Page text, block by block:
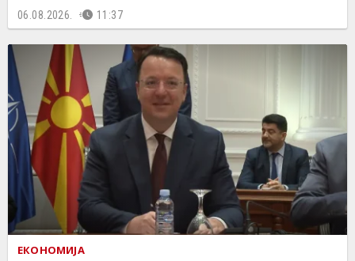
06.08.2026. 11:37
ЕКОНОМИЈА